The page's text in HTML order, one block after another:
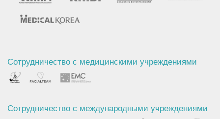
Сотрудничество с медицинскими учреждениями
Сотрудничество с международными учреждениями